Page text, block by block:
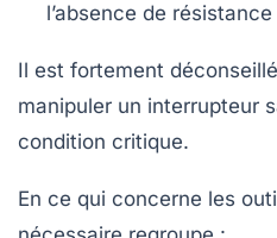
l’absence de
Il est fortement
manipuler un interrupteur
condition critique.
En ce qui concerne les